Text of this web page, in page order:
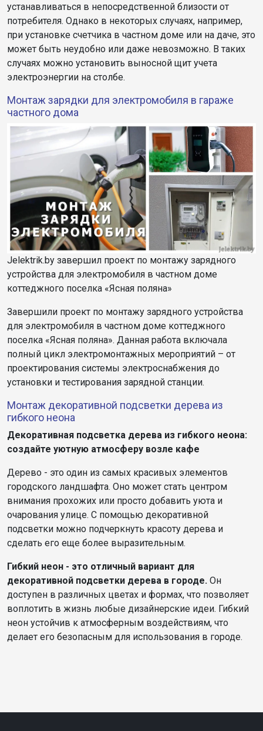
устанавливаться в непосредственной близости от
потребителя. Однако в некоторых случаях, например,
при установке счетчика в частном доме или на даче, это
может быть неудобно или даже невозможно. В таких
случаях можно установить выносной щит учета
электроэнергии на столбе.
Монтаж зарядки для электромобиля в гараже
частного дома
Jelektrik.by завершил проект по монтажу зарядного
устройства для электромобиля в частном доме
коттеджного поселка «Ясная поляна»
Завершили проект по монтажу зарядного устройства
для электромобиля в частном доме коттеджного
поселка «Ясная поляна». Данная работа включала
полный цикл электромонтажных мероприятий – от
проектирования системы электроснабжения до
установки и тестирования зарядной станции.
Монтаж декоративной подсветки дерева из
гибкого неона
Декоративная подсветка дерева из гибкого неона:
создайте уютную атмосферу возле кафе
Дерево - это один из самых красивых элементов
городского ландшафта. Оно может стать центром
внимания прохожих или просто добавить уюта и
очарования улице. С помощью декоративной
подсветки можно подчеркнуть красоту дерева и
сделать его еще более выразительным.
Гибкий неон - это отличный вариант для
декоративной подсветки дерева в городе. Он
доступен в различных цветах и формах, что позволяет
воплотить в жизнь любые дизайнерские идеи. Гибкий
неон устойчив к атмосферным воздействиям, что
делает его безопасным для использования в городе.